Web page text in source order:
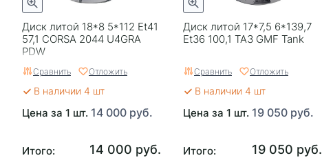
Диск литой 18*8 5*112 Et41
57,1 CORSA 2044 U4GRA
PDW
Сравнить Отложить
В наличии 4 шт
Цена за 1 шт. 14 000 руб.
Итого: 14 000 руб.
Диск литой 17*7,5 6*139,7
Et36 100,1 TA3 GMF Tank
Сравнить Отложить
В наличии 4 шт
Цена за 1 шт. 19 050 руб.
Итого: 19 050 руб.